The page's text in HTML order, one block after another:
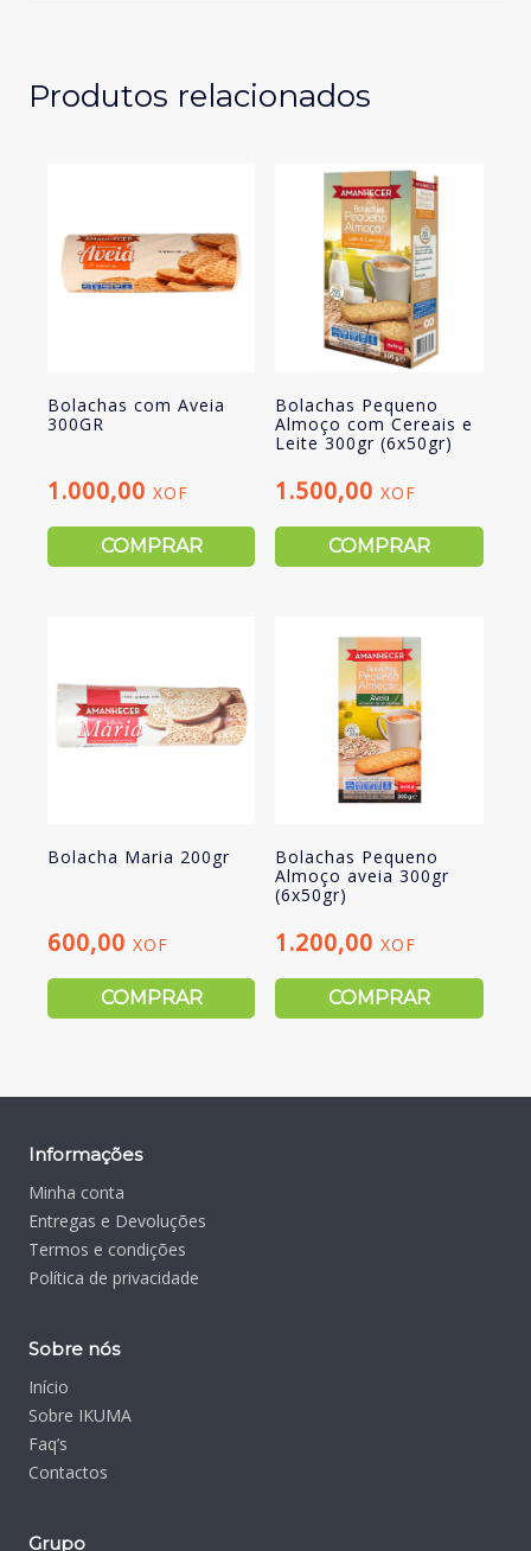
Produtos relacionados
Bolachas com Aveia
300GR
1.000,00 XOF
COMPRAR
Bolachas Pequeno
Almoço com Cereais e
Leite 300gr (6x50gr)
1.500,00XOF
COMPRAR
Bolacha Maria 200gr
600,00 XOF
COMPRAR
Bolachas Pequeno
Almoço aveia 300gr
(6x50gr)
1.200,00XOF
COMPRAR
Informações
Minha conta
Entregas e Devoluções
Termos e condições
Política de privacidade
Sobre nós
Início
Sobre IKUMA
Faq’s
Contactos
Grupo